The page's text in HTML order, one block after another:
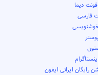
دیما
فارسی
رایگان ایرانی ایفون